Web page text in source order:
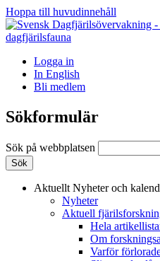
Hoppa till huvudinnehåll
Logga in
In English
Bli medlem
Sökformulär
Sök på webbplatsen
Aktuellt Nyheter och
Nyheter
Aktuell
Hela
Om
Varför